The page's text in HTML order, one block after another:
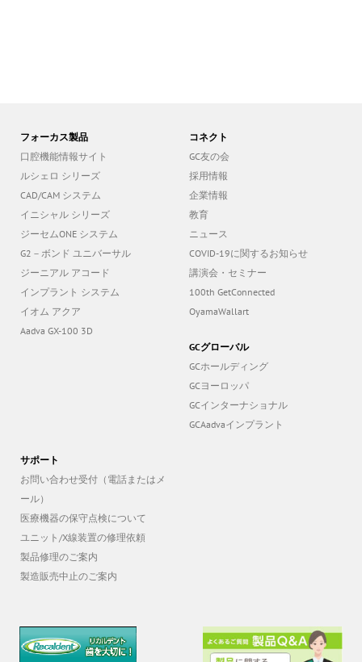
フォーカス製品
口腔機能情報サイト
ルシェロ シリーズ
CAD/CAM システム
イニシャル シリーズ
ジーセムONE システム
G2－ボンド ユニバーサル
ジーニアル アコード
インプラント システム
イオム アクア
Aadva GX-100 3D
コネクト
GC友の会
採用情報
企業情報
教育
ニュース
COVID-19に関するお知らせ
講演会・セミナー
100th GetConnected
OyamaWallart
GCグローバル
GCホールディング
GCヨーロッパ
GCインターナショナル
GCAadvaインプラント
サポート
お問い合わせ受付（電話またはメ
ール）
医療機器の保守点検について
ユニット/X線装置の修理依頼
製品修理のご案内
製造販売中止のご案内